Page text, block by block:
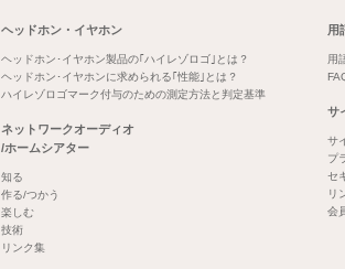
ヘッドホン・イヤホン
ヘッドホン･イヤホン製品の｢ハイレゾロゴ｣とは？
ヘッドホン･イヤホンに求められる｢性能｣とは？
ハイレゾロゴマーク付与のための測定方法と判定基準
ネットワークオーディオ
/ホームシアター
知る
作る/つかう
楽しむ
技術
リンク集
用
用
サ
サ
プ
セ
リ
会